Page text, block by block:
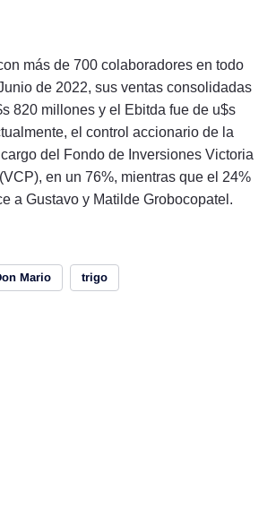
más de 700 colaboradores en todo
de 2022, sus ventas consolidadas
820 millones y el Ebitda fue de u$s
el control accionario de la
del Fondo de Inversiones Victoria
en un 76%, mientras que el 24%
a Gustavo y Matilde Grobocopatel.
Mario trigo